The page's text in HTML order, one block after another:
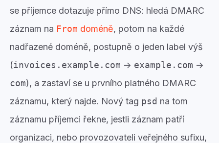
se příjemce dotazuje přímo DNS: hledá DMARC
záznam na From doméně, potom na každé
nadřazené doméně, postupně o jeden label výš
(invoices.example.com → example.com →
com), a zastaví se u prvního platného DMARC
záznamu, který najde. Nový tag psd na tom
záznamu příjemci řekne, jestli záznam patří
organizaci, nebo provozovateli veřejného sufixu,